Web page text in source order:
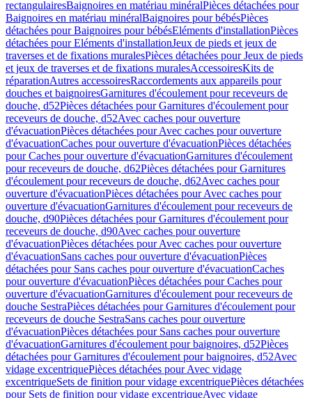
rectangulairesBaignoires en matériau minéralPièces détachées pour
Baignoires en matériau minéralBaignoires pour bébésPièces
détachées pour Baignoires pour bébésEléments d'installationPièces
détachées pour Eléments d'installationJeux de pieds et jeux de
traverses et de fixations muralesPièces détachées pour Jeux de pieds
et jeux de traverses et de fixations muralesAccessoiresKits de
réparationAutres accessoiresRaccordements aux appareils pour
douches et baignoiresGarnitures d'écoulement pour receveurs de
douche, d52Pièces détachées pour Garnitures d'écoulement pour
receveurs de douche, d52Avec caches pour ouverture
d'évacuationPièces détachées pour Avec caches pour ouverture
d'évacuationCaches pour ouverture d'évacuationPièces détachées
pour Caches pour ouverture d'évacuationGarnitures d'écoulement
pour receveurs de douche, d62Pièces détachées pour Garnitures
d'écoulement pour receveurs de douche, d62Avec caches pour
ouverture d'évacuationPièces détachées pour Avec caches pour
ouverture d'évacuationGarnitures d'écoulement pour receveurs de
douche, d90Pièces détachées pour Garnitures d'écoulement pour
receveurs de douche, d90Avec caches pour ouverture
d'évacuationPièces détachées pour Avec caches pour ouverture
d'évacuationSans caches pour ouverture d'évacuationPièces
détachées pour Sans caches pour ouverture d'évacuationCaches
pour ouverture d'évacuationPièces détachées pour Caches pour
ouverture d'évacuationGarnitures d'écoulement pour receveurs de
douche SestraPièces détachées pour Garnitures d'écoulement pour
receveurs de douche SestraSans caches pour ouverture
d'évacuationPièces détachées pour Sans caches pour ouverture
d'évacuationGarnitures d'écoulement pour baignoires, d52Pièces
détachées pour Garnitures d'écoulement pour baignoires, d52Avec
vidage excentriquePièces détachées pour Avec vidage
excentriqueSets de finition pour vidage excentriquePièces détachées
pour Sets de finition pour vidage excentriqueAvec vidage